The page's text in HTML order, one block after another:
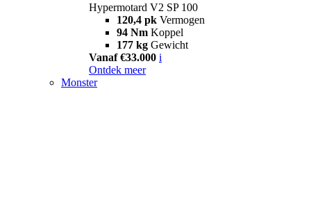
Hypermotard V2 SP 100
120,4 pk Vermogen
94 Nm Koppel
177 kg Gewicht
Vanaf €33.000 i
Ontdek meer
Monster